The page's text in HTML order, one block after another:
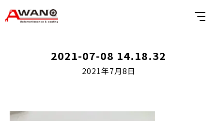
2021-07-08 14.18.32
2021年7月8日